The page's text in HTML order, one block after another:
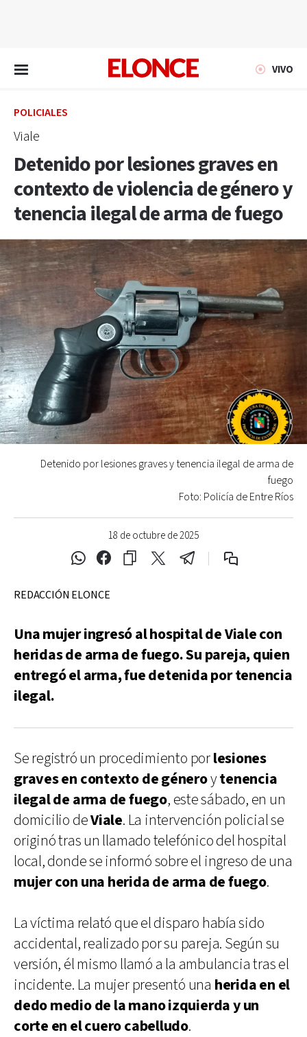
VIVO
POLICIALES
Viale
Detenido por lesiones graves en
contexto de violencia de género y
tenencia ilegal de arma de fuego
18 de octubre de 2025
Detenido por lesiones graves y tenencia ilegal de arma de
fuego
Foto: Policía de Entre Ríos
REDACCIÓN ELONCE
Una mujer ingresó al hospital de Viale con
heridas de arma de fuego. Su pareja, quien
entregó el arma, fue detenida por tenencia
ilegal.
Se registró un procedimiento porlesiones
graves en contexto de géneroytenencia
ilegal de arma de fuego, este sábado, en un
domicilio deViale. La intervención policial se
originó tras un llamado telefónico del hospital
local, donde se informó sobre el ingreso de una
mujer con una herida de arma de fuego.
La víctima relató que el disparo había sido
accidental, realizado por su pareja. Según su
versión, él mismo llamó a la ambulancia tras el
incidente. La mujer presentó una herida en el
dedo medio de la mano izquierda y un
corte en el cuero cabelludo.